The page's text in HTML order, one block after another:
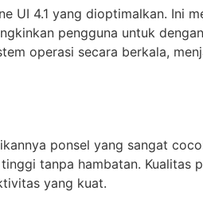
UI 4.1 yang dioptimalkan. Ini
pengguna untuk
operasi secara berkala,
ponsel yang sangat
tanpa hambatan. Kualitas
yang kuat.